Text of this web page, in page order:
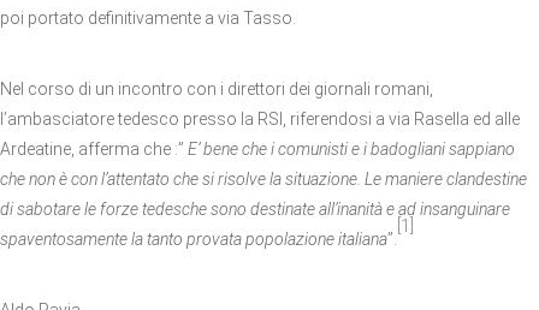
poi portato definitivamente a via Tasso.
Nel corso di un incontro con i direttori dei giornali romani,
l’ambasciatore tedesco presso la RSI, riferendosi a via Rasella ed alle
Ardeatine, afferma che :” E’ bene che i comunisti e i badogliani sappiano
che non è con l’attentato che si risolve la situazione. Le maniere clandestine
di sabotare le forze tedesche sono destinate all’inanità e ad insanguinare
spaventosamente la tanto provata popolazione italiana”.
[1]